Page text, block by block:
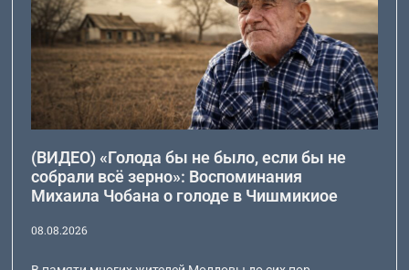
(ВИДЕО) «Голода бы не было, если бы не
собрали всё зерно»: Воспоминания
Михаила Чобана о голоде в Чишмикиое
08.08.2026